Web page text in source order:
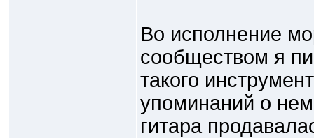
Во исполнение
сообществом я
такого
упоминаний о
гитара